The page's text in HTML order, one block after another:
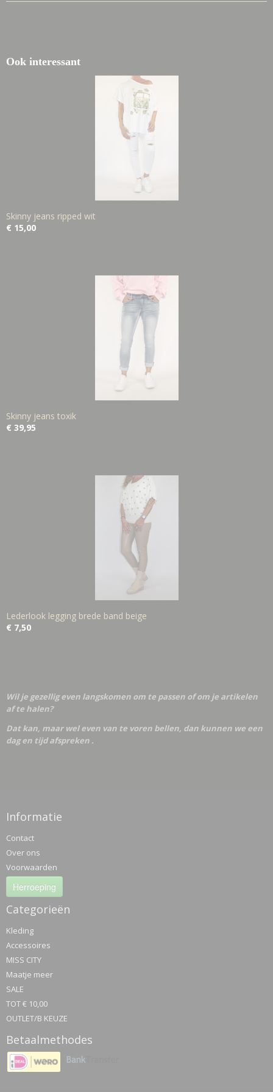
Ook interessant
Skinny jeans ripped wit
€ 15,00
Skinny jeans toxik
€ 39,95
Lederlook legging brede band beige
€ 7,50
Wil je gezellig even langskomen om te passen of om je artikelen
af te halen?
Dat kan, maar wel even van te voren bellen, dan kunnen we een
dag en tijd afspreken .
Informatie
Contact
Over ons
Voorwaarden
Herroeping
Categorieën
Kleding
Accessoires
MISS CITY
Maatje meer
SALE
TOT € 10,00
OUTLET/B KEUZE
Betaalmethodes